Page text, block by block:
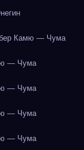
Камю — Чума
— Чума
— Чума
— Чума
— Чума